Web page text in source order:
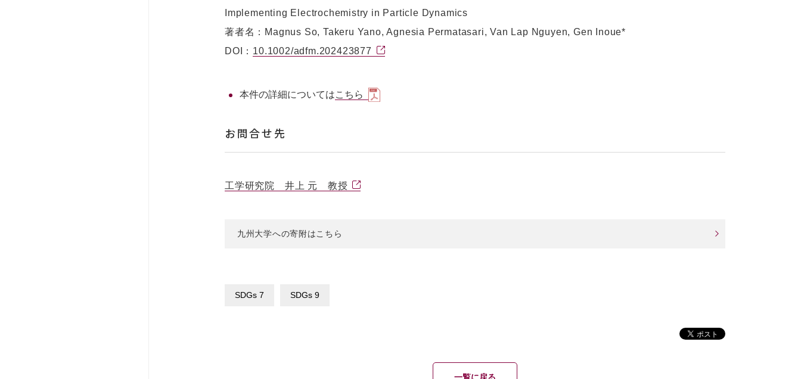
Implementing Electrochemistry in Particle Dynamics
著者名：Magnus So, Takeru Yano, Agnesia Permatasari, Van Lap Nguyen, Gen Inoue*
DOI： 10.1002/adfm.202423877
本件の詳細についてはこちら
お問合せ先
工学研究院 井上 元 教授
九州大学への寄附はこちら
SDGs 7 SDGs 9